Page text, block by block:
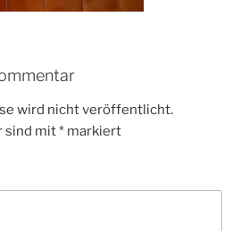
wird nicht veröffentlicht.
sind mit* markiert